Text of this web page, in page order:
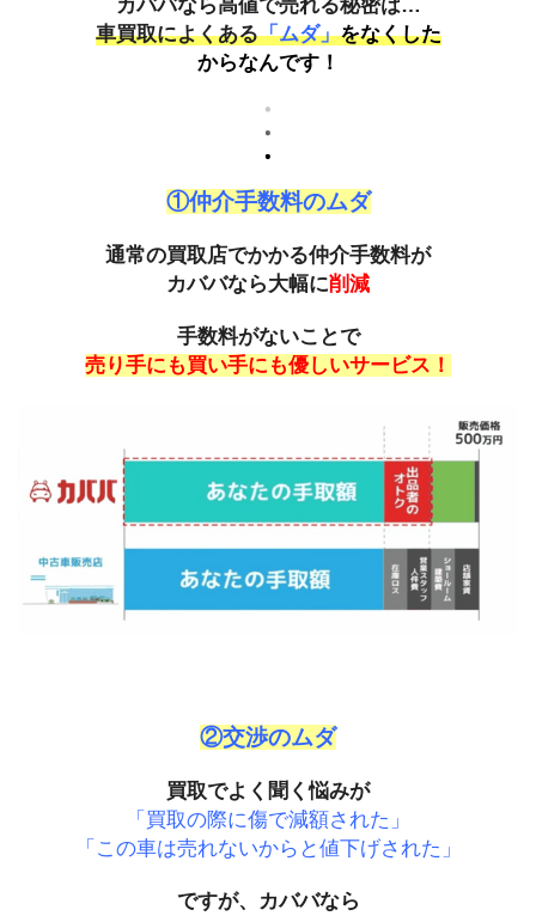
カババなら高値で売れる秘密は…
車買取によくある「ムダ」をなくした
からなんです！
①仲介手数料のムダ
通常の買取店でかかる仲介手数料が
カババなら大幅に削減
手数料がないことで
売り手にも買い手にも優しいサービス！
②交渉のムダ
買取でよく聞く悩みが
「買取の際に傷で減額された」
「この車は売れないからと値下げされた」
ですが、カババなら